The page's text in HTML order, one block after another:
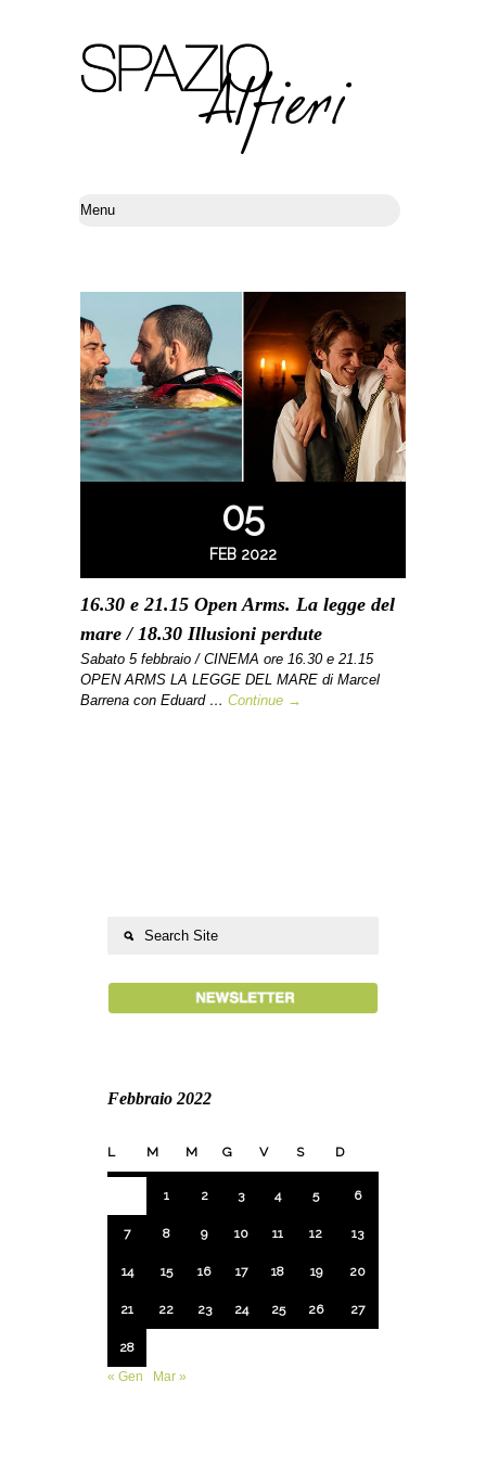
05
FEB 2022
16.30 e 21.15 Open Arms. La legge del
mare / 18.30 Illusioni perdute
Sabato 5 febbraio / CINEMA ore 16.30 e 21.15
OPEN ARMS LA LEGGE DEL MARE di Marcel
Barrena con Eduard … Continue →
Febbraio 2022
L M M G V S D
1 2 3 4 5 6
7 8 9 10 11 12 13
14 15 16 17 18 19 20
21 22 23 24 25 26 27
28
« Gen
Mar »